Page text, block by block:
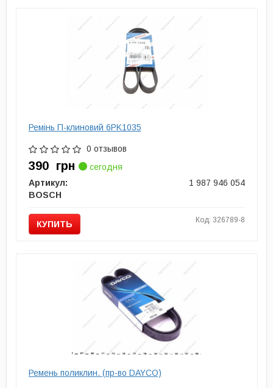
Ремінь П-клиновий 6PK1035
0 отзывов
390 грн
сегодня
Артикул:
1 987 946 054
BOSCH
КУПИТЬ Код: 326789-8
Ремень поликлин. (пр-во DAYCO)